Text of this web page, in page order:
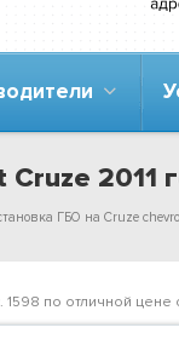
2011
ГБО на Cruze
1598 по отличной